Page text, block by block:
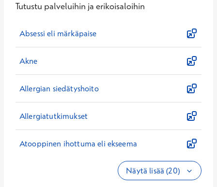
Tutustu palveluihin ja erikoisaloihin
Absessi eli märkäpaise
Akne
Allergian siedätyshoito
Allergiatutkimukset
Atooppinen ihottuma eli ekseema
Näytä lisää (20)